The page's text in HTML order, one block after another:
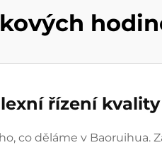
řízení kvality
co děláme v Baoruihua.